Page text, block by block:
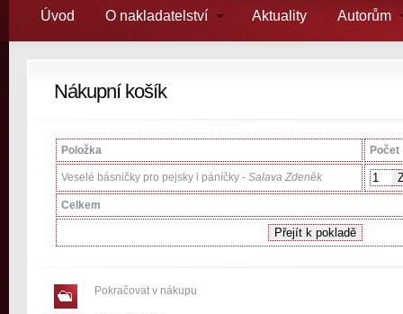
Úvod O nakladatelství Aktuality Autorům
Nákupní košík
Položka Počet
Veselé básničky pro pejsky i páníčky - Salava Zdeněk
Celkem
Pokračovat v nákupu